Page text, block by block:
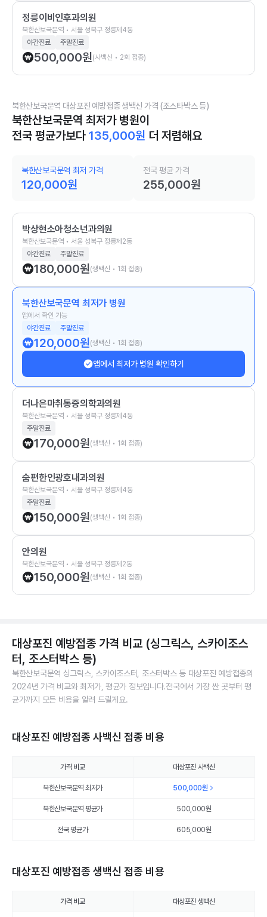
정릉이비인후과의원
북한산보국문역 • 서울 성북구 정릉제4동
야간진료
주말진료
500,000원(사백신 • 2회 접종)
북한산보국문역 대상포진 예방접종 생백신 가격 (조스타박스 등)
북한산보국문역 최저가 병원이
전국 평균가보다 135,000원 더 저렴해요
북한산보국문역 최저 가격
120,000원
전국 평균 가격
255,000원
박상현소아청소년과의원
북한산보국문역 • 서울 성북구 정릉제2동
야간진료
주말진료
180,000원(생백신 • 1회 접종)
북한산보국문역 최저가 병원
앱에서 확인 가능
야간진료
주말진료
120,000원(생백신 • 1회 접종)
앱에서 최저가 병원 확인하기
더나은마취통증의학과의원
북한산보국문역 • 서울 성북구 정릉제4동
주말진료
170,000원(생백신 • 1회 접종)
숨편한인광호내과의원
북한산보국문역 • 서울 성북구 정릉제4동
주말진료
150,000원(생백신 • 1회 접종)
안의원
북한산보국문역 • 서울 성북구 정릉제2동
150,000원(생백신 • 1회 접종)
대상포진 예방접종 가격 비교 (싱그릭스, 스카이조스
터, 조스터박스 등)
북한산보국문역 싱그릭스, 스카이조스터, 조스터박스 등 대상포진 예방접종의
2024년 가격 비교와 최저가, 평균가 정보입니다.전국에서 가장 싼 곳부터 평
균가까지 모든 비용을 알려 드릴게요.
대상포진 예방접종 사백신 접종 비용
가격 비교 대상포진 사백신
북한산보국문역 최저가 500,000원
북한산보국문역 평균가 500,000원
전국 평균가 605,000원
대상포진 예방접종 생백신 접종 비용
가격 비교 대상포진 생백신